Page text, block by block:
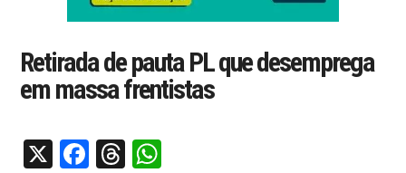
Retirada de pauta PL que desemprega
em massa frentistas
X Facebook
Threads